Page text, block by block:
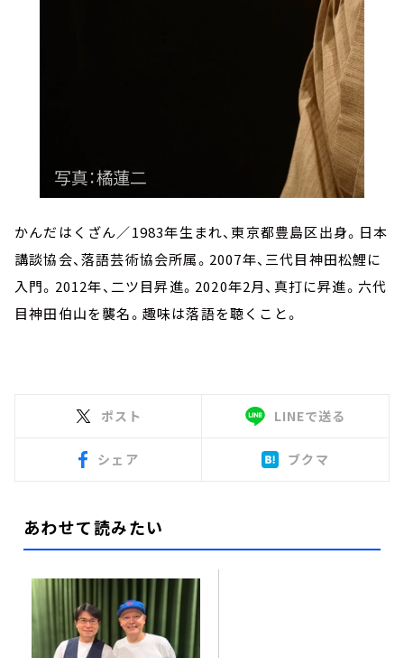
かんだはくざん／1983年生まれ、東京都豊島区出身。日本
講談協会、落語芸術協会所属。2007年、三代目神田松鯉に
入門。2012年、二ツ目昇進。2020年2月、真打に昇進。六代
目神田伯山を襲名。趣味は落語を聴くこと。
ポスト LINEで送る
シェア ブクマ
あわせて読みたい